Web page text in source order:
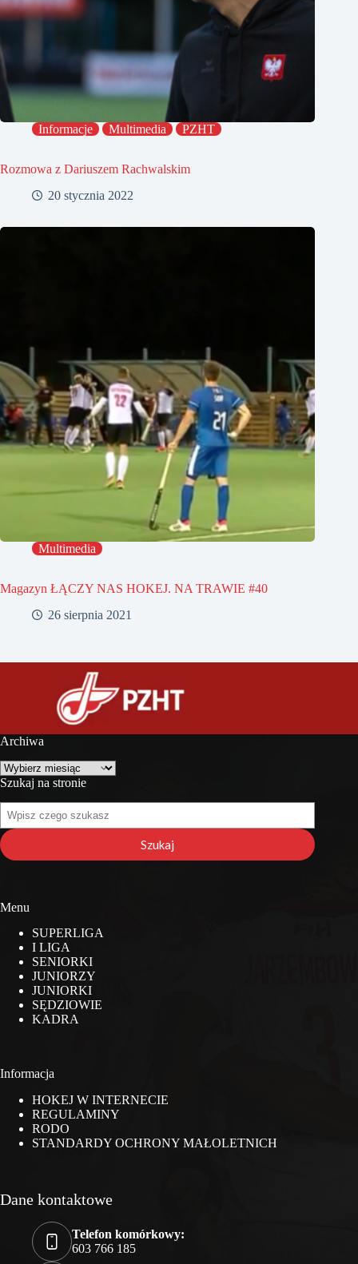
Informacje Multimedia PZHT
Rozmowa z Dariuszem Rachwalskim
20 stycznia 2022
Multimedia
Magazyn ŁĄCZY NAS HOKEJ. NA TRAWIE #40
26 sierpnia 2021
Archiwa
Archiwa
Szukaj na stronie
na
stronie
Szukaj
Menu
SUPERLIGA
I LIGA
SENIORKI
JUNIORZY
JUNIORKI
SĘDZIOWIE
KADRA
Informacja
HOKEJ W INTERNECIE
REGULAMINY
RODO
STANDARDY OCHRONY MAŁOLETNICH
Dane kontaktowe
Telefon komórkowy:
603 766 185